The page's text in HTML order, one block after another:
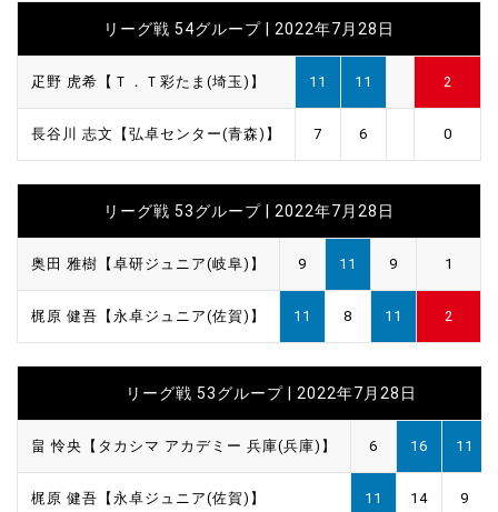
リーグ戦 54グループ | 2022年7月28日
疋野 虎希【Ｔ．Ｔ彩たま(埼玉)】 11 11 2
長谷川 志文【弘卓センター(青森)】 7 6 0
リーグ戦 53グループ | 2022年7月28日
奥田 雅樹【卓研ジュニア(岐阜)】 9 11 9 1
梶原 健吾【永卓ジュニア(佐賀)】 11 8 11 2
リーグ戦 53グループ | 2022年7月28日
畠 怜央【タカシマ アカデミー 兵庫(兵庫)】 6 16 11
梶原 健吾【永卓ジュニア(佐賀)】 11 14 9